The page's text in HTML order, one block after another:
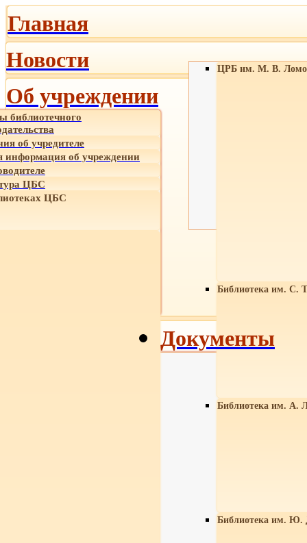
Главная
Новости
Об учреждении
библиотечного
об учредителе
об учреждении
ЦБС
ЦБС
ЦРБ им. М. В.
Библиотека им. С.
Библиотека им. А.
Библиотека им. Ю.
Документы